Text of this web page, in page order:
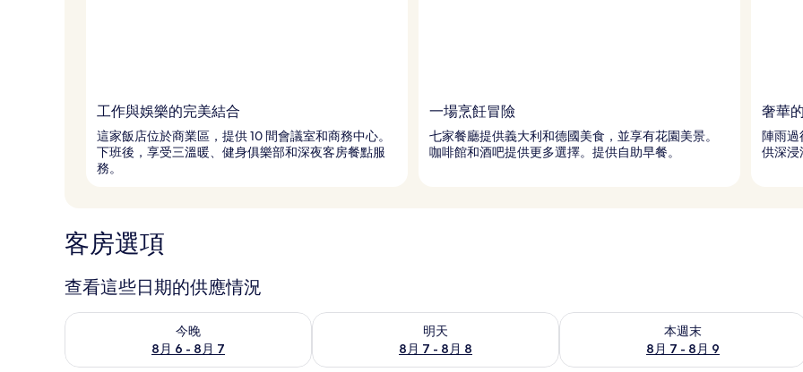
工作與娛樂的完美結合
這家飯店位於商業區，提供 10 間會議室和商務中心。
下班後，享受三溫暖、健身俱樂部和深夜客房餐點服
務。
一場烹飪冒險
七家餐廳提供義大利和德國美食，並享有花園美景。
咖啡館和酒吧提供更多選擇。提供自助早餐。
奢華
陣雨過
供深浸
客房選項
查看這些日期的供應情況
今晚
8月 6 - 8月 7
查看今晚 (8月 6 - 8月 7) 的供應情況
明天
8月 7 - 8月 8
查看明天 (8月 7 - 8月 8) 的供應情況
本週末
8月 7 - 8月 9
查看本週末 (8月 7 - 8月 9) 的供應情況